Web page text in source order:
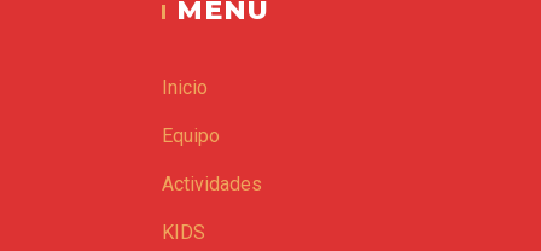
MENU
Inicio
Equipo
Actividades
KIDS